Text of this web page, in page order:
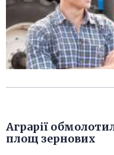
Аграрії
площ зернових